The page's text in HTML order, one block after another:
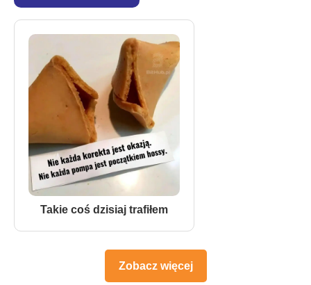
Takie coś dzisiaj trafiłem
Zobacz więcej